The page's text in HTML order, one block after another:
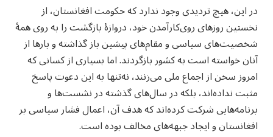
در این، هیچ تردیدی وجود ندارد که حکومت افغانستان، از
نخستین روزهای روی‌کارآمدن خود، دروازهٔ بازگشت را به روی همهٔ
شخصیت‌های سیاسی و مقام‌های پیشین باز گذاشته و بارها از
آنان خواسته است به کشور بازگردند. اما بسیاری از کسانی که
امروز سخن از اجماع ملی می‌زنند، نه‌تنها به این دعوت پاسخ
مثبت نداده‌اند، بلکه در سال‌های گذشته در نشست‌ها و
برنامه‌هایی شرکت کرده‌اند که هدف آن، اعمال فشار سیاسی بر
افغانستان و ایجاد جبهه‌های مخالف بوده است.